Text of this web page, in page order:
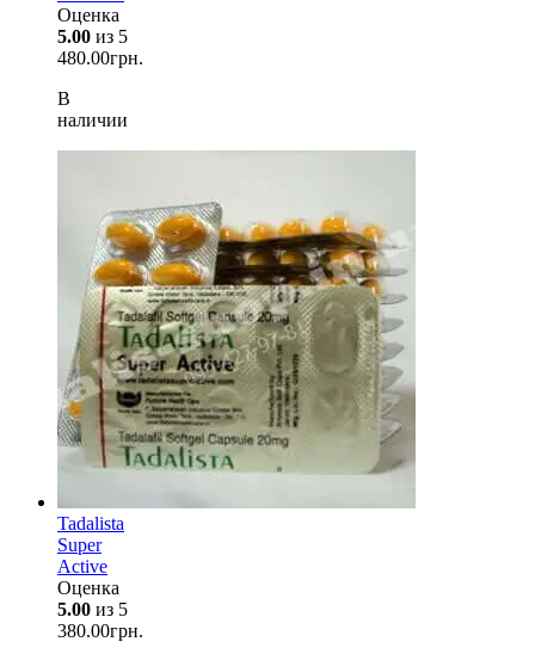
Оценка
5.00 из 5
480.00грн.
В
наличии
Tadalista
Super
Active
Оценка
5.00 из 5
380.00грн.